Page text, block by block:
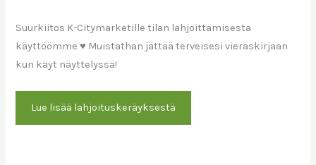
Suurkiitos K-Citymarketille tilan lahjoittamisesta
käyttöömme ♥ Muistathan jättää terveisesi vieraskirjaan
kun käyt näyttelyssä!
Lue lisää lahjoituskeräyksestä